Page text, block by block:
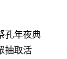
孔年夜典
抽取活